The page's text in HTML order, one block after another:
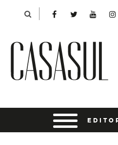
*Para finalizar sua compra informe
*Senha:
entrar usando o facebook